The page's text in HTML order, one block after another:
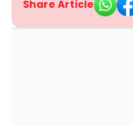
Share Article